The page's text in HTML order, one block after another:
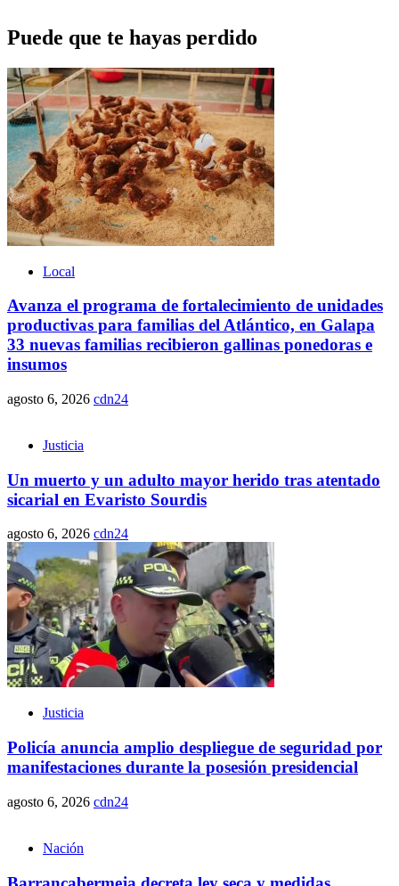
Puede que te hayas perdido
Local
Avanza el programa de fortalecimiento de unidades
productivas para familias del Atlántico, en Galapa
33 nuevas familias recibieron gallinas ponedoras e
insumos
agosto 6, 2026 cdn24
Justicia
Un muerto y un adulto mayor herido tras atentado
sicarial en Evaristo Sourdis
agosto 6, 2026 cdn24
Justicia
Policía anuncia amplio despliegue de seguridad por
manifestaciones durante la posesión presidencial
agosto 6, 2026 cdn24
Nación